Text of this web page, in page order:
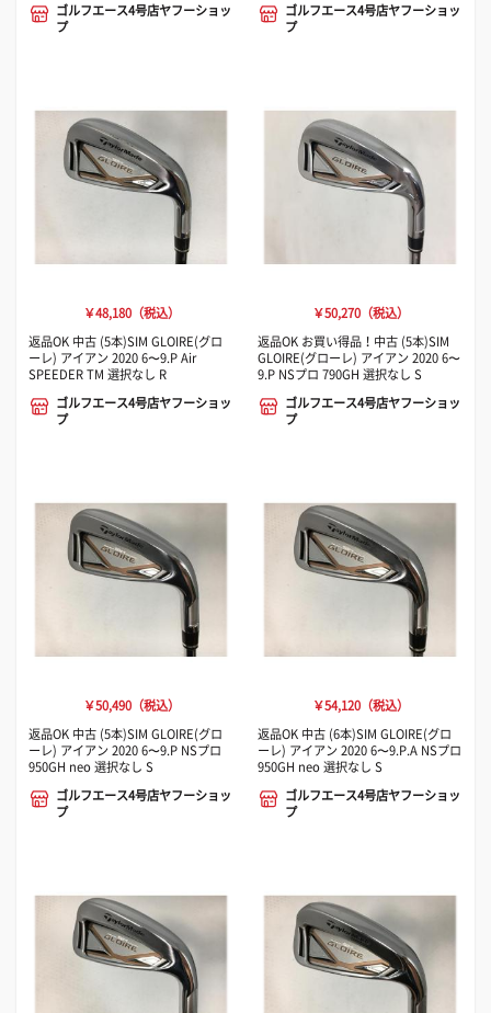
ゴルフエース4号店ヤフーショッ
プ
ゴルフエース4号店ヤフーショッ
プ
￥48,180（税込）
返品OK 中古 (5本)SIM GLOIRE(グロ
ーレ) アイアン 2020 6〜9.P Air
SPEEDER TM 選択なし R
ゴルフエース4号店ヤフーショッ
プ
￥50,270（税込）
返品OK お買い得品！中古 (5本)SIM
GLOIRE(グローレ) アイアン 2020 6〜
9.P NSプロ 790GH 選択なし S
ゴルフエース4号店ヤフーショッ
プ
￥50,490（税込）
返品OK 中古 (5本)SIM GLOIRE(グロ
ーレ) アイアン 2020 6〜9.P NSプロ
950GH neo 選択なし S
ゴルフエース4号店ヤフーショッ
プ
￥54,120（税込）
返品OK 中古 (6本)SIM GLOIRE(グロ
ーレ) アイアン 2020 6〜9.P.A NSプロ
950GH neo 選択なし S
ゴルフエース4号店ヤフーショッ
プ